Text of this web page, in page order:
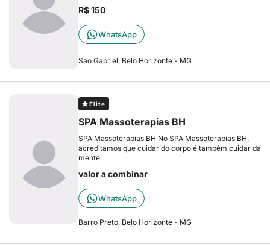
R$ 150
WhatsApp
São Gabriel, Belo Horizonte - MG
Elite
SPA Massoterapias BH
SPA Massoterapias BH No SPA Massoterapias BH,
acreditamos que cuidar do corpo é também cuidar da
mente.
valor a combinar
WhatsApp
Barro Preto, Belo Horizonte - MG